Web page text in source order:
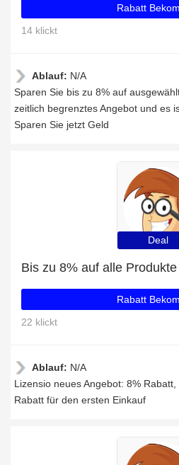
Rabatt
14 klickt
Ablauf: N/A
Sparen Sie bis zu 8% auf
zeitlich begrenztes Angebot und es
Sparen Sie jetzt Geld
Deal
Bis zu 8% auf alle Produkte
Rabatt
22 klickt
Ablauf: N/A
Lizensio neues Angebot: 8%
Rabatt für den ersten Einkauf